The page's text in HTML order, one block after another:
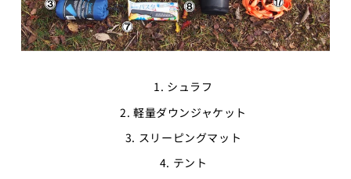
シュラフ
軽量ダウンジャケット
スリーピングマット
テント